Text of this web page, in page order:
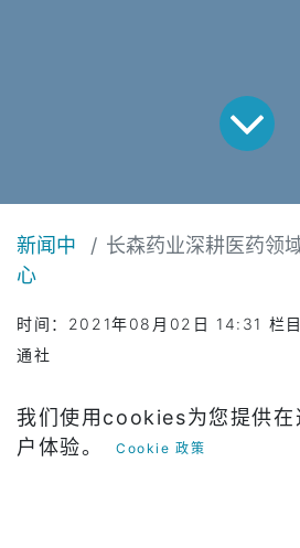
新闻中
心
长森药业深耕医药领域，为
时间：2021年08月02日 14:31 栏
通社
科技自立自强是国家发展的
创新正驱动医药行业高质量发
我们使用cookies为您提供在
户体验。
Cookie 政策